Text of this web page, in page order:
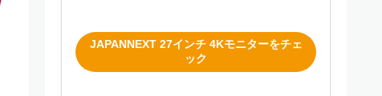
JAPANNEXT 27インチ 4Kモニターをチェ
ック